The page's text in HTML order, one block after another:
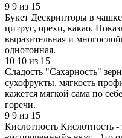
9 9 из 15
Букет Дескрипторы в
цитрус, орехи, какао.
выразительная и
однотонная.
10 10 из 15
Сладость "Сахарность"
сухофрукты, мягкость
кажется мягкой сама по
горечи.
9 9 из 15
Кислотность Кислотность -